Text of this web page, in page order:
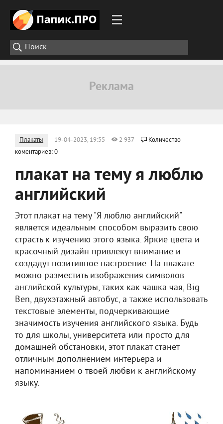
Плакаты 19-04-2023, 19:55 2 937
Количество
коментариев: 0
плакат на тему я люблю
английский
Этот плакат на тему "Я люблю английский"
является идеальным способом выразить свою
страсть к изучению этого языка. Яркие цвета и
красочный дизайн привлекут внимание и
создадут позитивное настроение. На плакате
можно разместить изображения символов
английской культуры, таких как чашка чая, Big
Ben, двухэтажный автобус, а также использовать
текстовые элементы, подчеркивающие
значимость изучения английского языка. Будь
то для школы, университета или просто для
домашней обстановки, этот плакат станет
отличным дополнением интерьера и
напоминанием о твоей любви к английскому
языку.